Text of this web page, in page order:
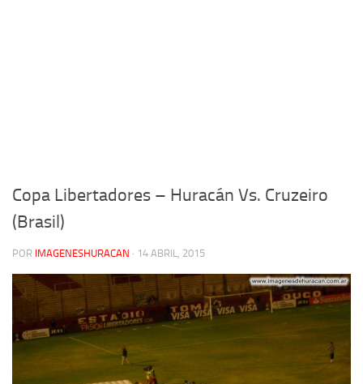
Copa Libertadores – Huracán Vs. Cruzeiro
(Brasil)
POR IMAGENESHURACAN · 14 ABRIL, 2015